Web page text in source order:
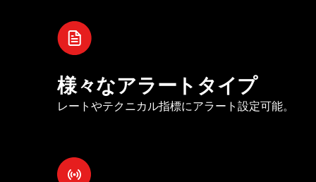
様々なアラートタイプ
レートやテクニカル指標にアラート設定可能。